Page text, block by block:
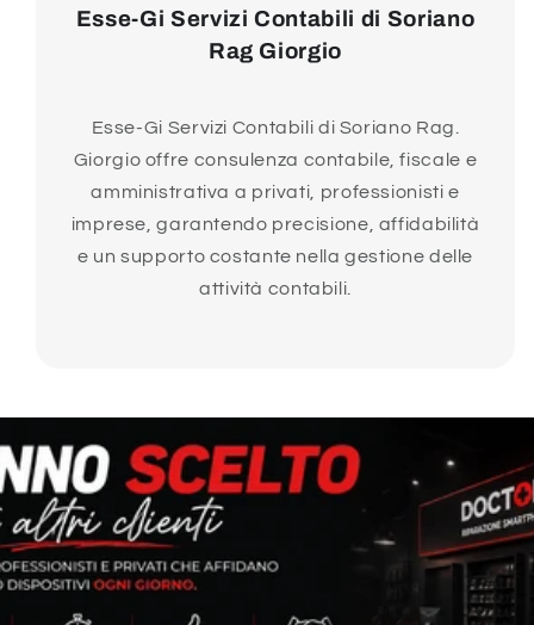
Esse-Gi Servizi Contabili di Soriano
Rag Giorgio
Esse-Gi Servizi Contabili di Soriano Rag.
Giorgio offre consulenza contabile, fiscale e
amministrativa a privati, professionisti e
imprese, garantendo precisione, affidabilità
e un supporto costante nella gestione delle
attività contabili.